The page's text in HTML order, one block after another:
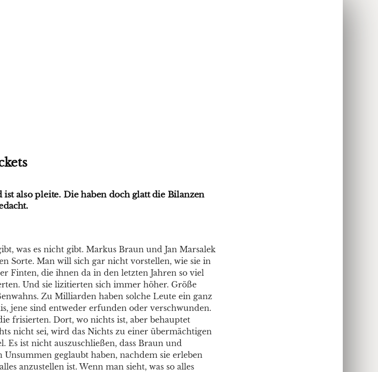
also pleite. Die haben doch glatt die Bilanzen
was es nicht gibt. Markus Braun und Jan Marsalek
Sorte. Man will sich gar nicht vorstellen, wie sie in
Finten, die ihnen da in den letzten Jahren so viel
Und sie lizitierten sich immer höher. Größe
Zu Milliarden haben solche Leute ein ganz
jene sind entweder erfunden oder verschwunden.
frisierten. Dort, wo nichts ist, aber behauptet
nicht sei, wird das Nichts zu einer übermächtigen
Es ist nicht auszuschließen, dass Braun und
Unsummen geglaubt haben, nachdem sie erleben
anzustellen ist. Wenn man sieht, was so alles